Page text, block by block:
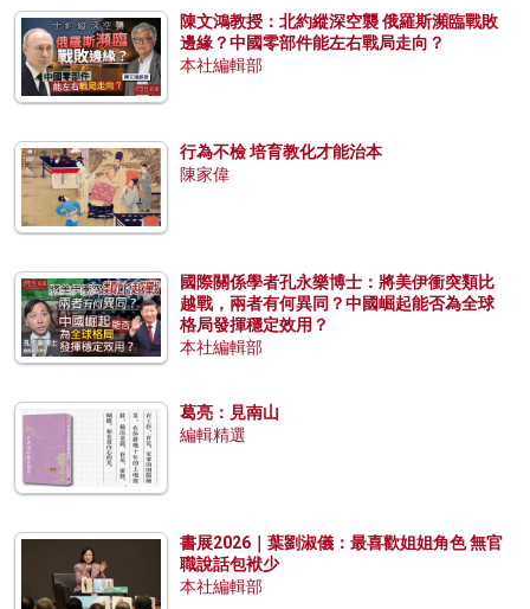
陳文鴻教授：北約縱深空襲 俄羅斯瀕臨戰敗
邊緣？中國零部件能左右戰局走向？
本社編輯部
行為不檢 培育教化才能治本
陳家偉
國際關係學者孔永樂博士：將美伊衝突類比
越戰，兩者有何異同？中國崛起能否為全球
格局發揮穩定效用？
本社編輯部
葛亮：見南山
編輯精選
書展2026｜葉劉淑儀：最喜歡姐姐角色 無官
職說話包袱少
本社編輯部